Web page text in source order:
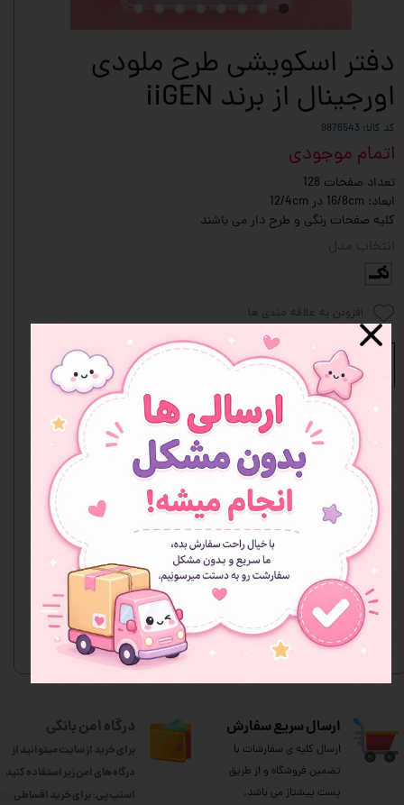
دفتر اسکویشی طرح ملودی
اورجینال از برند iiGEN
کد کالا: 9876543
اتمام موجودی
تعداد صفحات 128
ابعاد: 16/8cm در 12/4cm
کلیه صفحات رنگی و طرح دار می باشند
انتخاب مدل
تک
افزودن به علاقه مندی ها
نظرات
هنوز نظری ثبت نشده
اولین نفری باشید که نظر می‌دهید
ثبت نظر
ارسال سریع سفارش
ارسال کلیه ی سفارشات با
تضمین فروشگاه و از طریق
پست پیشتاز می باشد.
درگاه امن بانکی
برای خرید از سایت میتوانید از
درگاه های امن زیر استفاده کنید
اسنپ پی: برای خرید اقساطی